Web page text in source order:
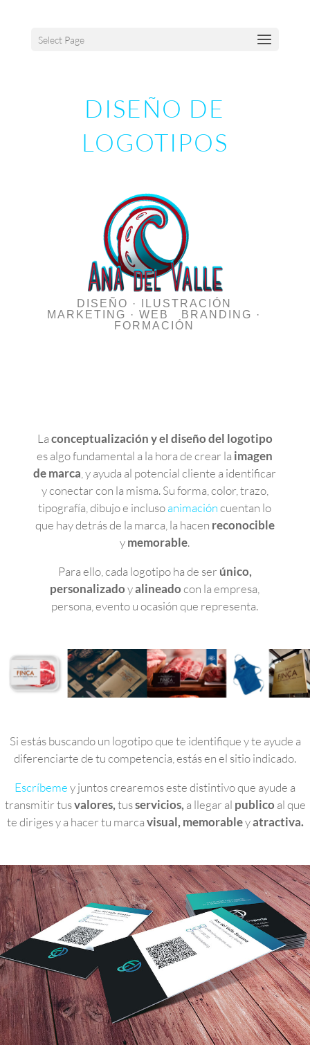
Select Page
DISEÑO DE
LOGOTIPOS
Laconceptualización y el diseño del logotipo
es algo fundamental a la hora de crear la imagen
de marca , y ayuda al potencial cliente a identificar
y conectar con la misma. Su forma, color, trazo,
tipografía, dibujo e inclusoanimacióncuentan lo
que hay detrás de la marca, la hacen reconocible
ymemorable.
Para ello, cada logotipo ha de ser único,
personalizadoyalineadocon la empresa,
persona, evento u ocasión que representa.
Si estás buscando un logotipo que te identifique y te ayude a
diferenciarte de tu competencia, estás en el sitio indicado.
Escríbemey juntos crearemos este distintivo que ayude a
transmitir tusvalores,tusservicios, a llegar al publico al que
te diriges y a hacer tu marcavisual, memorableyatractiva.